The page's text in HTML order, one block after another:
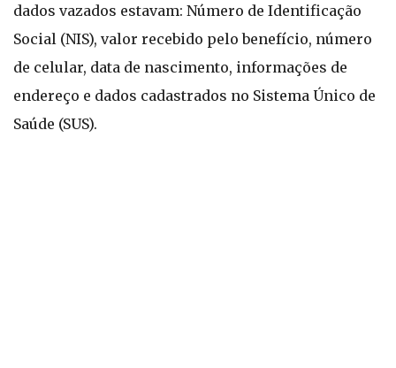
dados vazados estavam: Número de Identificação
Social (NIS), valor recebido pelo benefício, número
de celular, data de nascimento, informações de
endereço e dados cadastrados no Sistema Único de
Saúde (SUS).